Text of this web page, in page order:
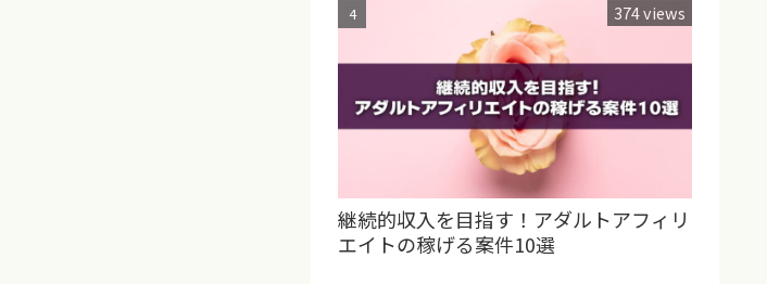
継続的収入を目指す！アダルトアフィリ
エイトの稼げる案件10選
374 views